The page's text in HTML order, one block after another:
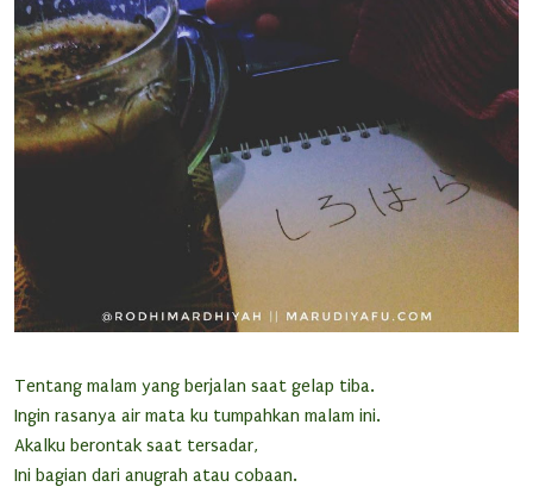
Tentang malam yang berjalan saat gelap tiba.
Ingin rasanya air mata ku tumpahkan malam ini.
Akalku berontak saat tersadar,
Ini bagian dari anugrah atau cobaan.